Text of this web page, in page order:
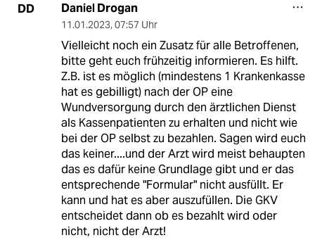
DD Daniel Drogan
11.01.2023, 07:57 Uhr
Vielleicht noch ein Zusatz für alle Betroffenen,
bitte geht euch frühzeitig informieren. Es hilft.
Z.B. ist es möglich (mindestens 1 Krankenkasse
hat es gebilligt) nach der OP eine
Wundversorgung durch den ärztlichen Dienst
als Kassenpatienten zu erhalten und nicht wie
bei der OP selbst zu bezahlen. Sagen wird euch
das keiner....und der Arzt wird meist behaupten
das es dafür keine Grundlage gibt und er das
entsprechende "Formular" nicht ausfüllt. Er
kann und hat es aber auszufüllen. Die GKV
entscheidet dann ob es bezahlt wird oder
nicht, nicht der Arzt!